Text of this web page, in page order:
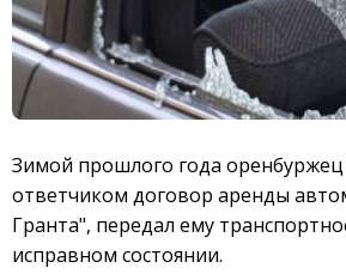
Зимой прошлого года оренбуржец
ответчиком договор аренды
Гранта", передал ему
исправном состоянии.